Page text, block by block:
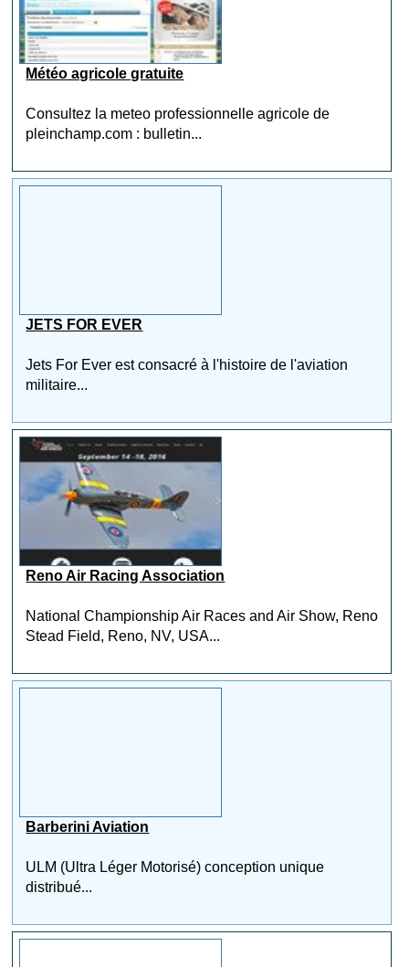
Météo agricole gratuite
Consultez la meteo professionnelle agricole de
pleinchamp.com : bulletin...
JETS FOR EVER
Jets For Ever est consacré à l'histoire de l'aviation
militaire...
Reno Air Racing Association
National Championship Air Races and Air Show, Reno
Stead Field, Reno, NV, USA...
Barberini Aviation
ULM (Ultra Léger Motorisé) conception unique
distribué...